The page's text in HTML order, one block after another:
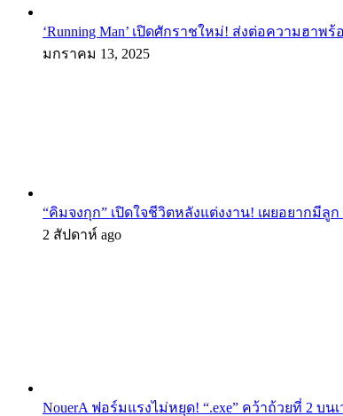
‘Running Man’ เปิดศักราชใหม่! ส่งต่อความฮา
มกราคม 13, 2025
“คิมจงกุก” เปิดใจชีวิตหลังแต่งงาน! เผยอยากมี
2 สัปดาห์ ago
NouerA ฟอร์มแรงไม่หยุด! “.exe” คว้าถ้วยที่ 2